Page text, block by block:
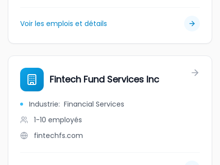
Voir les emplois et détails
Fintech Fund Services Inc
Industrie: Financial Services
1-10 employés
fintechfs.com